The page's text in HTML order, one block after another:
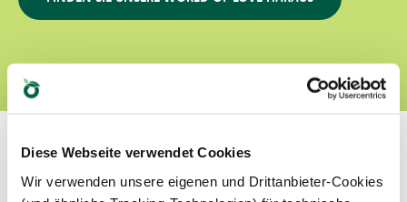
Diese Webseite verwendet Cookies
Wir verwenden unsere eigenen und Drittanbieter-Cookies